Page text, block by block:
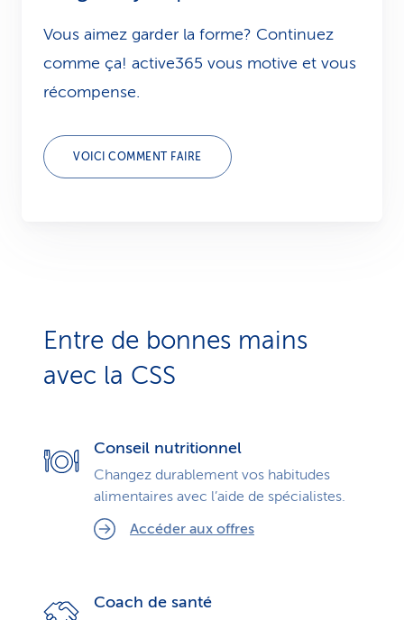
Vous aimez garder la forme? Continuez
comme ça! active365 vous motive et vous
récompense.
VOICI COMMENT FAIRE
Entre de bonnes mains
avec la CSS
Conseil nutritionnel
Changez durablement vos habitudes
alimentaires avec l’aide de spécialistes.
Accéder aux offres
Coach de santé